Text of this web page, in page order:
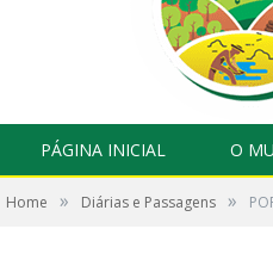
PÁGINA INICIAL O
Home » Diárias e Passagens »